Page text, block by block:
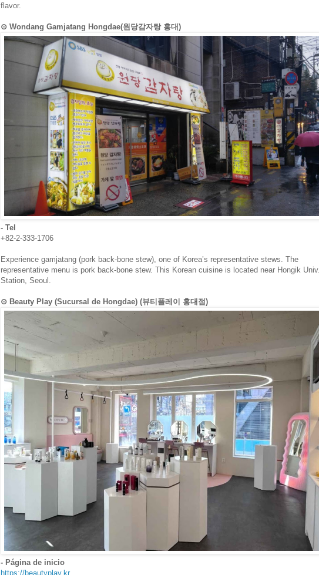
flavor.
⊙ Wondang Gamjatang Hongdae(원당감자탕 홍대)
- Tel
+82-2-333-1706
Experience gamjatang (pork back-bone stew), one of Korea’s representative stews. The
representative menu is pork back-bone stew. This Korean cuisine is located near Hongik Univ.
Station, Seoul.
⊙ Beauty Play (Sucursal de Hongdae) (뷰티플레이 홍대점)
- Página de inicio
https://beautyplay.kr